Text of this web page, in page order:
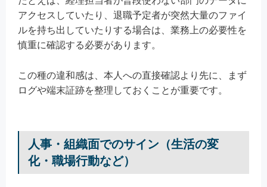
アクセスしていたり、退職予定者が突然大量のファイ
ルを持ち出していたりする場合は、業務上の必要性を
慎重に確認する必要があります。
この種の違和感は、本人への直接確認より先に、まず
ログや端末証跡を整理しておくことが重要です。
人事・組織面でのサイン（生活の変
化・職場行動など）